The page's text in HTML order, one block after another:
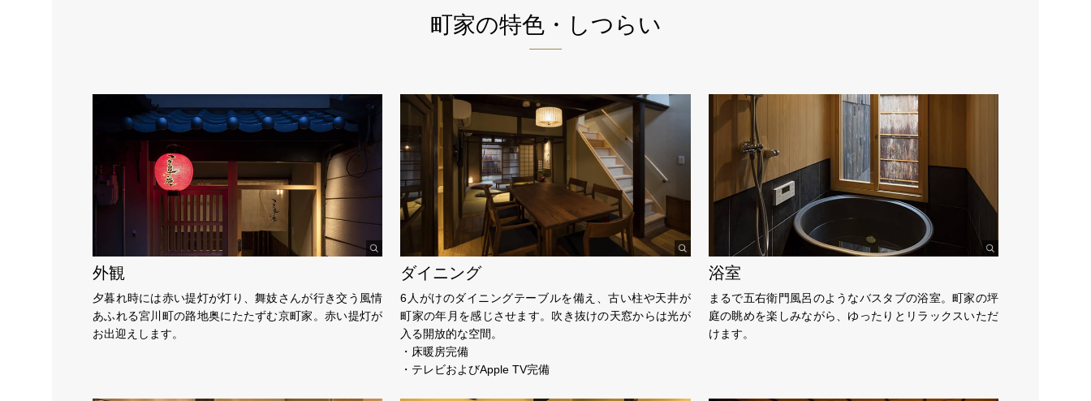
町家の特色・しつらい
外観
夕暮れ時には赤い提灯が灯り、舞妓さんが行き交う風情
あふれる宮川町の路地奥にたたずむ京町家。赤い提灯が
お出迎えします。
ダイニング
6人がけのダイニングテーブルを備え、古い柱や天井が
町家の年月を感じさせます。吹き抜けの天窓からは光が
入る開放的な空間。
・床暖房完備
・テレビおよびApple TV完備
浴室
まるで五右衛門風呂のようなバスタブの浴室。町家の坪
庭の眺めを楽しみながら、ゆったりとリラックスいただ
けます。